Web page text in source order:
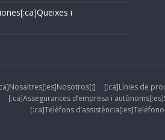
i
[:ca]Línies de
[:ca]Assegurances d’empresa i
[:ca]Telèfons